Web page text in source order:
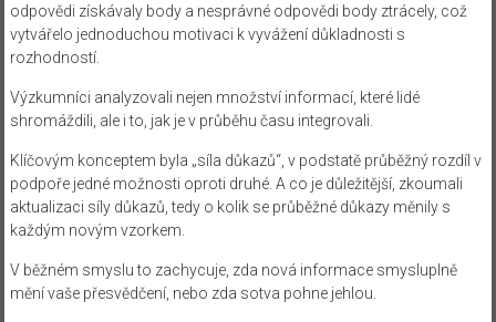
odpovědi získávaly body a nesprávné odpovědi body ztrácely, což
vytvářelo jednoduchou motivaci k vyvážení důkladnosti s
rozhodností.
Výzkumníci analyzovali nejen množství informací, které lidé
shromáždili, ale i to, jak je v průběhu času integrovali.
Klíčovým konceptem byla „síla důkazů“, v podstatě průběžný rozdíl v
podpoře jedné možnosti oproti druhé. A co je důležitější, zkoumali
aktualizaci síly důkazů, tedy o kolik se průběžné důkazy měnily s
každým novým vzorkem.
V běžném smyslu to zachycuje, zda nová informace smysluplně
mění vaše přesvědčení, nebo zda sotva pohne jehlou.